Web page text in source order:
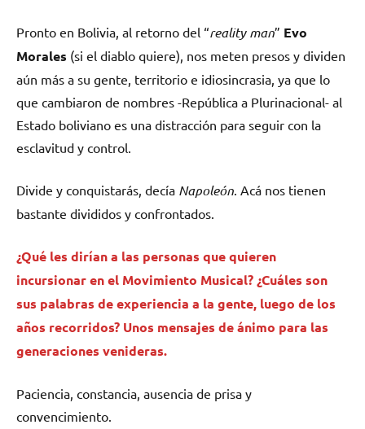
Pronto en Bolivia, al retorno del “reality man” Evo
Morales (si el diablo quiere), nos meten presos y dividen
aún más a su gente, territorio e idiosincrasia, ya que lo
que cambiaron de nombres -República a Plurinacional- al
Estado boliviano es una distracción para seguir con la
esclavitud y control.
Divide y conquistarás, decía Napoleón. Acá nos tienen
bastante divididos y confrontados.
¿Qué les dirían a las personas que quieren
incursionar en el Movimiento Musical? ¿Cuáles son
sus palabras de experiencia a la gente, luego de los
años recorridos? Unos mensajes de ánimo para las
generaciones venideras.
Paciencia, constancia, ausencia de prisa y
convencimiento.